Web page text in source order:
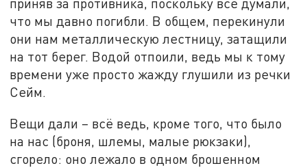
приняв за противника, поскольку все думали,
что мы давно погибли. В общем, перекинули
они нам металлическую лестницу, затащили
на тот берег. Водой отпоили, ведь мы к тому
времени уже просто жажду глушили из речки
Сейм.
Вещи дали – всё ведь, кроме того, что было
на нас (броня, шлемы, малые рюкзаки),
сгорело: оно лежало в одном брошенном